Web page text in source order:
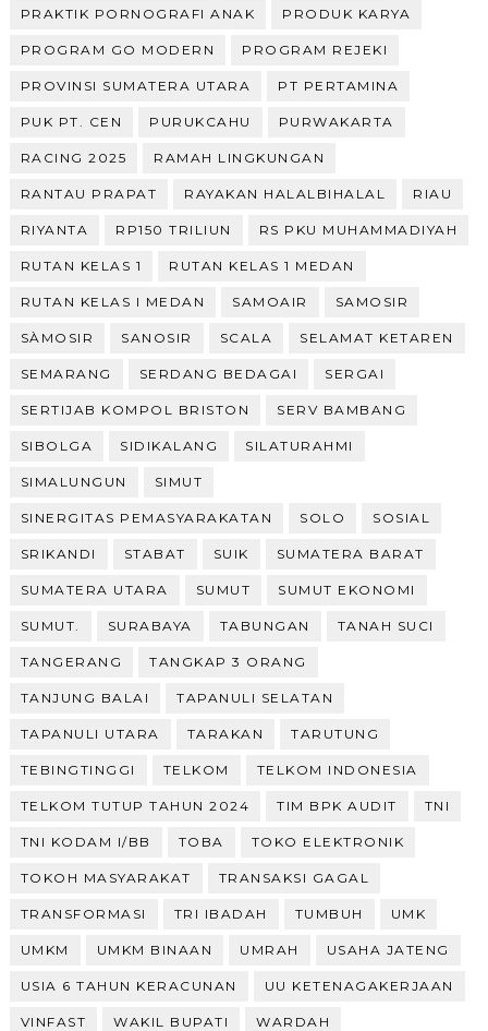
PRAKTIK PORNOGRAFI ANAK PRODUK KARYA
PROGRAM GO MODERN PROGRAM REJEKI
PROVINSI SUMATERA UTARA PT PERTAMINA
PUK PT. CEN PURUKCAHU PURWAKARTA
RACING 2025 RAMAH LINGKUNGAN
RANTAU PRAPAT RAYAKAN HALALBIHALAL RIAU
RIYANTA RP150 TRILIUN RS PKU MUHAMMADIYAH
RUTAN KELAS 1 RUTAN KELAS 1 MEDAN
RUTAN KELAS I MEDAN SAMOAIR SAMOSIR
SÀMOSIR SANOSIR SCALA SELAMAT KETAREN
SEMARANG SERDANG BEDAGAI SERGAI
SERTIJAB KOMPOL BRISTON SERV BAMBANG
SIBOLGA SIDIKALANG SILATURAHMI
SIMALUNGUN SIMUT
SINERGITAS PEMASYARAKATAN SOLO SOSIAL
SRIKANDI STABAT SUIK SUMATERA BARAT
SUMATERA UTARA SUMUT SUMUT EKONOMI
SUMUT. SURABAYA TABUNGAN TANAH SUCI
TANGERANG TANGKAP 3 ORANG
TANJUNG BALAI TAPANULI SELATAN
TAPANULI UTARA TARAKAN TARUTUNG
TEBINGTINGGI TELKOM TELKOM INDONESIA
TELKOM TUTUP TAHUN 2024 TIM BPK AUDIT TNI
TNI KODAM I/BB TOBA TOKO ELEKTRONIK
TOKOH MASYARAKAT TRANSAKSI GAGAL
TRANSFORMASI TRI IBADAH TUMBUH UMK
UMKM UMKM BINAAN UMRAH USAHA JATENG
USIA 6 TAHUN KERACUNAN UU KETENAGAKERJAAN
VINFAST WAKIL BUPATI WARDAH